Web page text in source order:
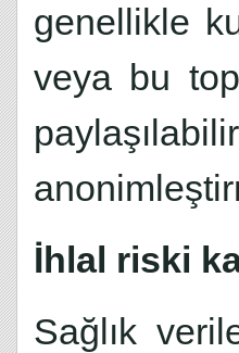
genellikle
veya bu
İhlal riski
Sağlık